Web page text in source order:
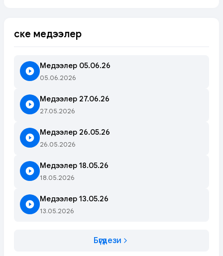
Өске медээлер
Медээлер 05.06.26
05.06.2026
Медээлер 27.06.26
27.05.2026
Медээлер 26.05.26
26.05.2026
Медээлер 18.05.26
18.05.2026
Медээлер 13.05.26
13.05.2026
Бүгүдези